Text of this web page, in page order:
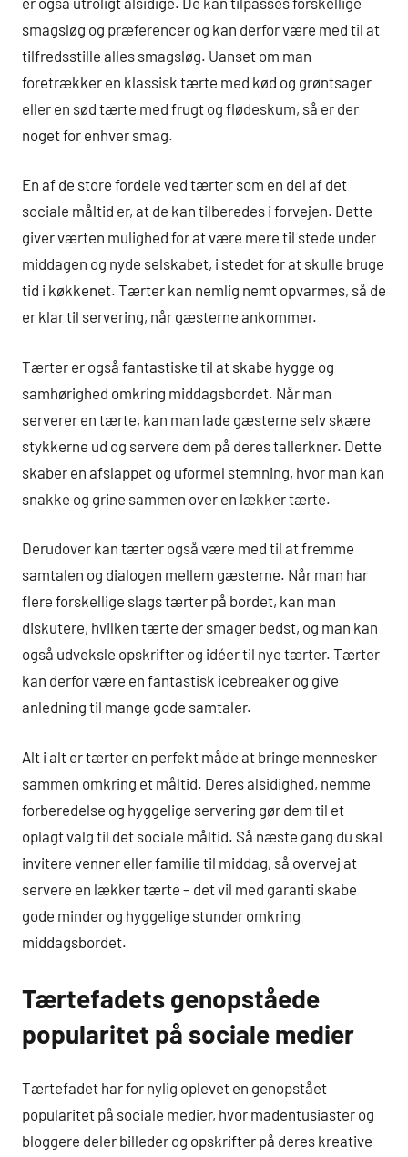
smagsløg og præferencer og kan derfor være med til at
tilfredsstille alles smagsløg. Uanset om man
foretrækker en klassisk tærte med kød og grøntsager
eller en sød tærte med frugt og flødeskum, så er der
noget for enhver smag.
En af de store fordele ved tærter som en del af det
sociale måltid er, at de kan tilberedes i forvejen. Dette
giver værten mulighed for at være mere til stede under
middagen og nyde selskabet, i stedet for at skulle bruge
tid i køkkenet. Tærter kan nemlig nemt opvarmes, så de
er klar til servering, når gæsterne ankommer.
Tærter er også fantastiske til at skabe hygge og
samhørighed omkring middagsbordet. Når man
serverer en tærte, kan man lade gæsterne selv skære
stykkerne ud og servere dem på deres tallerkner. Dette
skaber en afslappet og uformel stemning, hvor man kan
snakke og grine sammen over en lækker tærte.
Derudover kan tærter også være med til at fremme
samtalen og dialogen mellem gæsterne. Når man har
flere forskellige slags tærter på bordet, kan man
diskutere, hvilken tærte der smager bedst, og man kan
også udveksle opskrifter og idéer til nye tærter. Tærter
kan derfor være en fantastisk icebreaker og give
anledning til mange gode samtaler.
Alt i alt er tærter en perfekt måde at bringe mennesker
sammen omkring et måltid. Deres alsidighed, nemme
forberedelse og hyggelige servering gør dem til et
oplagt valg til det sociale måltid. Så næste gang du skal
invitere venner eller familie til middag, så overvej at
servere en lækker tærte – det vil med garanti skabe
gode minder og hyggelige stunder omkring
middagsbordet.
Tærtefadets genopståede
popularitet på sociale medier
Tærtefadet har for nylig oplevet en genopstået
popularitet på sociale medier, hvor madentusiaster og
bloggere deler billeder og opskrifter på deres kreative